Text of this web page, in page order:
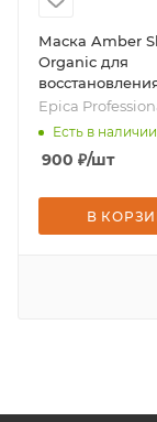
Маска Amber
Organic для
питания волос,
бренд - Epica
Epica
Есть в наличии
900 ₽/шт
В